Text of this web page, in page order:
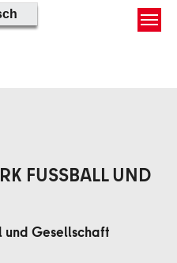
Gesellschaft